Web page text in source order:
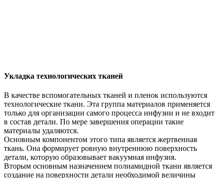
Укладка технологических тканей
В качестве вспомогательных тканей и пленок используются
технологические ткани. Эта группа материалов применяется
только для организации самого процесса инфузии и не входит
в состав детали. По мере завершения операции такие
материалы удаляются.
Основным компонентом этого типа является жертвенная
ткань. Она формирует ровную внутреннюю поверхность
детали, которую образовывает вакуумная инфузия.
Вторым основным назначением полиамидной ткани является
создание на поверхности детали необходимой величины